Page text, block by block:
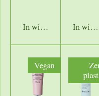
In winkelwagenIn
Vegan